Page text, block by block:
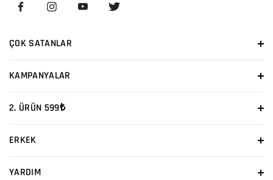
ÇOK SATANLAR
KAMPANYALAR
2. ÜRÜN 599₺
ERKEK
YARDIM